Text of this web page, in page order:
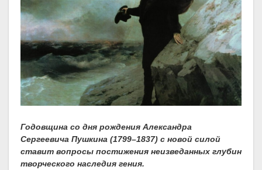
Годовщина со дня рождения Александра
Сергеевича Пушкина (1799–1837) с новой силой
ставит вопросы постижения неизведанных глубин
творческого наследия гения.